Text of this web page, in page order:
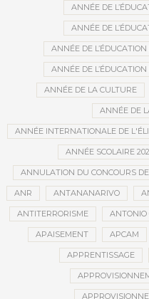
ANNÉE DE
ANNÉE DE
ANNÉE DE
ANNÉE DE
ANNÉE DE LA CULTURE
ANNÉE DE
ANNÉE INTERNATIONALE DE
ANNÉE SCOLAIRE
ANNULATION DU CONCOURS
ANR ANTANANARIVO
ANTITERRORISME ANTONIO
APAISEMENT APCAM
APPRENTISSAGE